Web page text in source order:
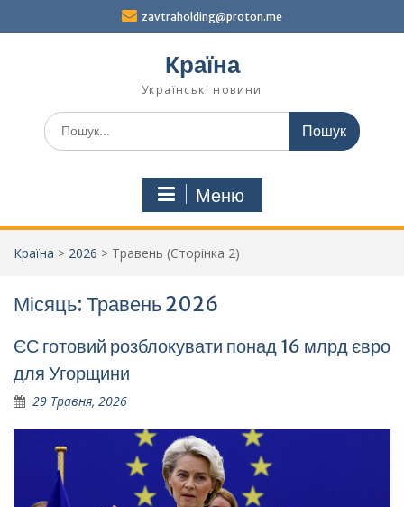
zavtraholding@proton.me
Країна
Українські новини
Шукати:
Меню
Країна > 2026 > Травень (Сторінка 2)
Місяць: Травень 2026
ЄС готовий розблокувати понад 16 млрд євро
для Угорщини
29 Травня, 2026